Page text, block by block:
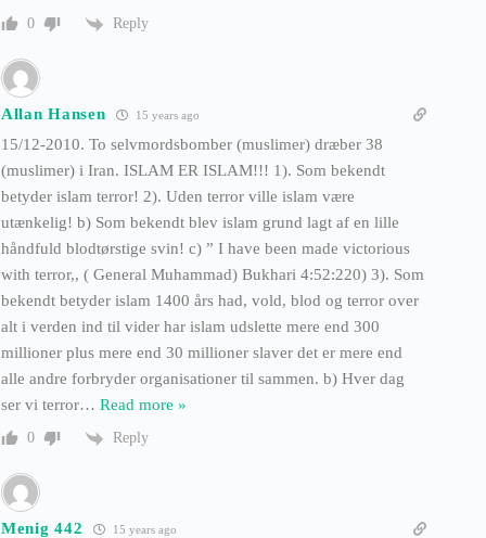
0 Reply
Allan Hansen 15 years ago
15/12-2010. To selvmordsbomber (muslimer) dræber 38
(muslimer) i Iran. ISLAM ER ISLAM!!! 1). Som bekendt
betyder islam terror! 2). Uden terror ville islam være
utænkelig! b) Som bekendt blev islam grund lagt af en lille
håndfuld blodtørstige svin! c) ” I have been made victorious
with terror,, ( General Muhammad) Bukhari 4:52:220) 3). Som
bekendt betyder islam 1400 års had, vold, blod og terror over
alt i verden ind til vider har islam udslette mere end 300
millioner plus mere end 30 millioner slaver det er mere end
alle andre forbryder organisationer til sammen. b) Hver dag
ser vi terror… Read more »
0 Reply
Menig 442 15 years ago